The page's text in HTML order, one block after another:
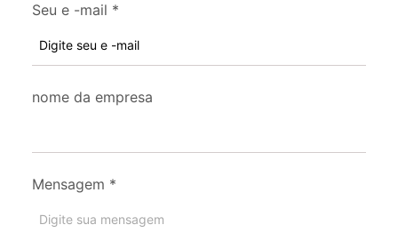
Seu e -mail *
nome da empresa
Mensagem *